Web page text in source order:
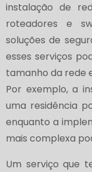
instalação de
roteadores e
soluções de
esses serviços
tamanho da rede
Por exemplo, a
uma residência
enquanto a
mais complexa
Um serviço que